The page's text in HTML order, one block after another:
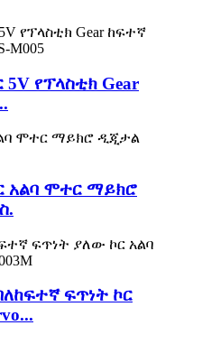
5V የፕላስቲክ Gear
አልባ ሞተር ማይክሮ
ፍጥነት ኮር